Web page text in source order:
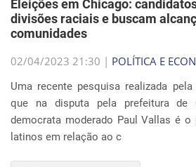
Eleições em Chicago:
divisões raciais e buscam
comunidades
02/04/2023 21:30 | POLÍTICA E
Uma recente pesquisa realizada pela
que na disputa pela prefeitura de
democrata moderado Paul Vallas é
latinos em relação ao c